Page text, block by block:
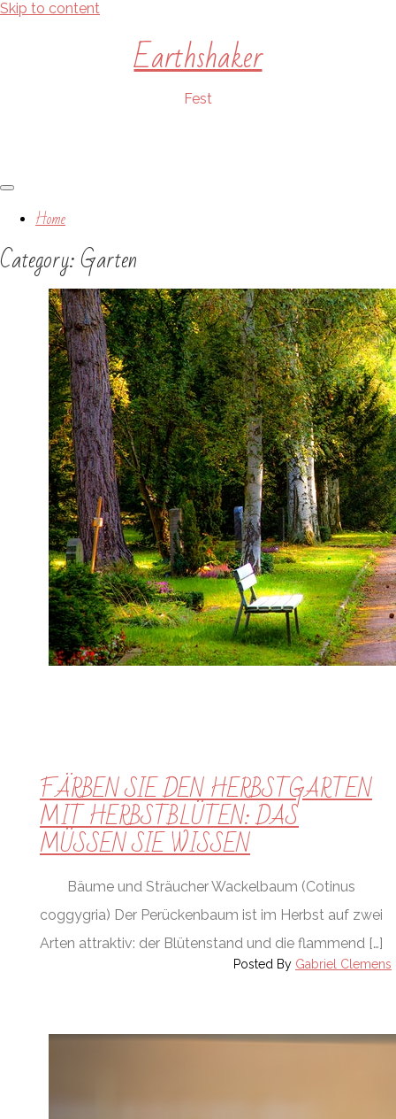
Skip to content
Earthshaker
Fest
Home
Category:Garten
FÄRBEN SIE DEN HERBSTGARTEN
MIT HERBSTBLÜTEN: DAS
MÜSSEN SIE WISSEN
Posted By Gabriel Clemens
Bäume und Sträucher Wackelbaum (Cotinus
coggygria) Der Perückenbaum ist im Herbst auf zwei
Arten attraktiv: der Blütenstand und die flammend […]